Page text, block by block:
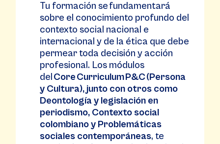
Tu formación se fundamentará
sobre el conocimiento profundo del
contexto social nacional e
internacional y de la ética que debe
permear toda decisión y acción
profesional. Los módulos
delCore Curriculum P&C (Persona
y Cultura), junto con otros como
Deontología y legislación en
periodismo, Contexto social
colombiano y Problemáticas
sociales contemporáneas, te